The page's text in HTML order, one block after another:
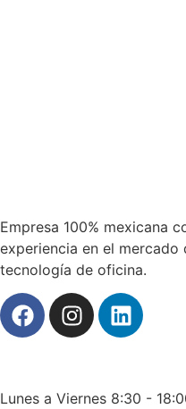
Empresa 100% mexicana
experiencia en el
tecnología de oficina.
Lunes a Viernes 8:30 -